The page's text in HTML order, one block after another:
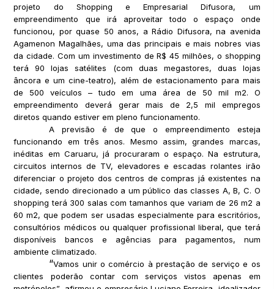
projeto do Shopping e Empresarial Difusora, um
empreendimento que irá aproveitar todo o espaço onde
funcionou, por quase 50 anos, a Rádio Difusora, na avenida
Agamenon Magalhães, uma das principais e mais nobres vias
da cidade. Com um investimento de R$ 45 milhões, o shopping
terá 90 lojas satélites (com duas megastores, duas lojas
âncora e um cine-teatro), além de estacionamento para mais
de 500 veículos – tudo em uma área de 50 mil m2. O
empreendimento deverá gerar mais de 2,5 mil empregos
diretos quando estiver em pleno funcionamento.
A previsão é de que o empreendimento esteja
funcionando em três anos. Mesmo assim, grandes marcas,
inéditas em Caruaru, já procuraram o espaço. Na estrutura,
circuitos internos de TV, elevadores e escadas rolantes irão
diferenciar o projeto dos centros de compras já existentes na
cidade, sendo direcionado a um público das classes A, B, C. O
shopping terá 300 salas com tamanhos que variam de 26 m2 a
60 m2, que podem ser usadas especialmente para escritórios,
consultórios médicos ou qualquer profissional liberal, que terá
disponíveis bancos e agências para pagamentos, num
ambiente climatizado.
“Vamos unir o comércio à prestação de serviço e os
clientes poderão contar com serviços vistos apenas em